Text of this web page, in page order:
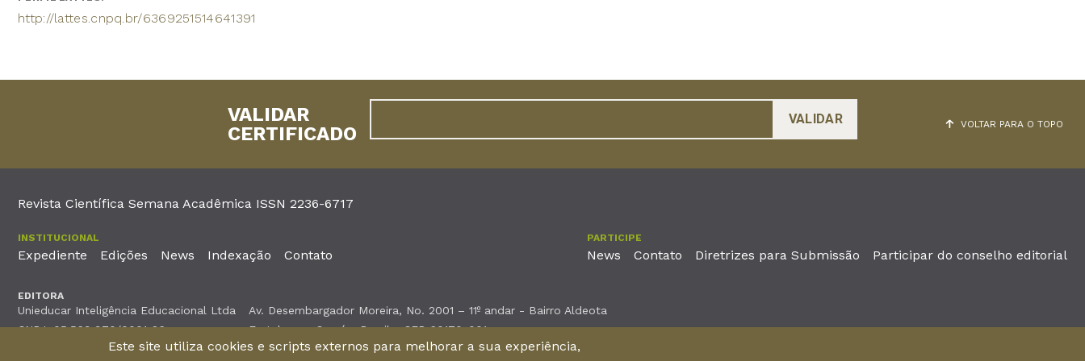
http://lattes.cnpq.br/6369251514641391
VOLTAR PARA O TOPO
VALIDAR
CERTIFICADO
Revista Científica Semana Acadêmica ISSN 2236-6717
INSTITUCIONAL
Expediente Edições News Indexação Contato
PARTICIPE
News Contato Diretrizes para Submissão Participar do conselho editorial
EDITORA
Unieducar Inteligência Educacional Ltda
CNPJ: 05.569.970/0001-26
Av. Desembargador Moreira, No. 2001 – 11º andar - Bairro Aldeota
Fortaleza – Ceará - Brasil - CEP 60170-001
Este site utiliza cookies e scripts externos para melhorar a sua experiência,